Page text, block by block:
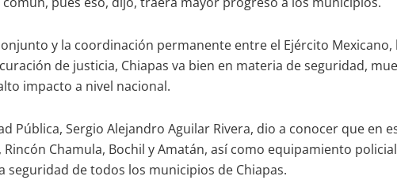
y la coordinación permanente entre el Ejército
de justicia, Chiapas va bien en materia de seguridad,
impacto a nivel nacional.
Pública, Sergio Alejandro Aguilar Rivera, dio a conocer que en
Chamula, Bochil y Amatán, así como equipamiento
de todos los municipios de Chiapas.